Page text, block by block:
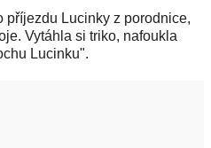
příjezdu Lucinky z porodnice,
Vytáhla si triko, nafoukla
Lucinku".